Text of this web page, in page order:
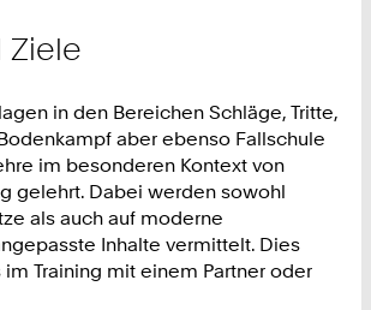
Ziele
in den Bereichen Schläge, Tritte,
aber ebenso Fallschule
im besonderen Kontext von
gelehrt. Dabei werden sowohl
als auch auf moderne
Inhalte vermittelt. Dies
Training mit einem Partner oder